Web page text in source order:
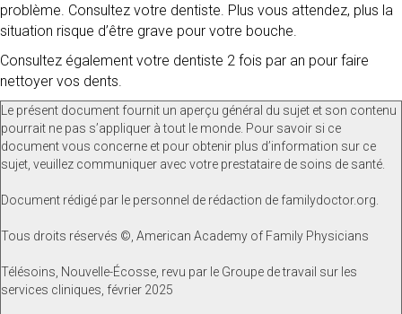
problème. Consultez votre dentiste. Plus vous attendez, plus la
situation risque d’être grave pour votre bouche.
Consultez également votre dentiste 2 fois par an pour faire
nettoyer vos dents.
Le présent document fournit un aperçu général du sujet et son contenu
pourrait ne pas s’appliquer à tout le monde. Pour savoir si ce
document vous concerne et pour obtenir plus d’information sur ce
sujet, veuillez communiquer avec votre prestataire de soins de santé.
Document rédigé par le personnel de rédaction de familydoctor.org.
Tous droits réservés ©, American Academy of Family Physicians
Télésoins, Nouvelle-Écosse, revu par le Groupe de travail sur les
services cliniques, février 2025